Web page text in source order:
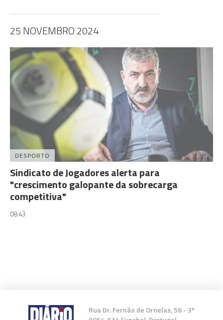
25 NOVEMBRO 2024
DESPORTO
Sindicato de Jogadores alerta para
"crescimento galopante da sobrecarga
competitiva"
08:43
Rua Dr. Fernão de Ornelas, 56 - 3º